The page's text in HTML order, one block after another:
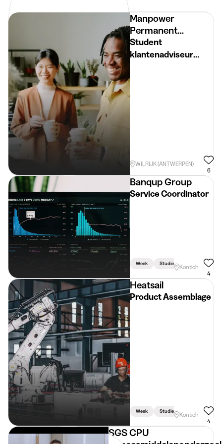
Manpower
Permanent
Placement
Student
klantenadviseur
WILRIJK (ANTWERPEN)
6
Banqup Group
Service Coordinator
Week Studiegerelateerd
Kontich
4
Heatsail
Product Assemblage
Week Studiegerelateerd
Kontich
4
SGS CPU